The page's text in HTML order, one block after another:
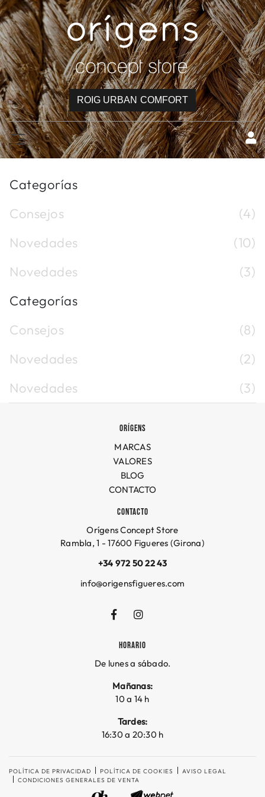
ROIG URBAN COMFORT
Categorías
Consejos
(4)
Novedades
(10)
Novedades
(3)
Categorías
Consejos
(8)
Novedades
(2)
Novedades
(3)
ORÍGENS
MARCAS
VALORES
BLOG
CONTACTO
CONTACTO
Orígens Concept Store
Rambla, 1 - 17600 Figueres (Girona)
+34 972 50 22 43
info@origensfigueres.com
HORARIO
De lunes a sábado.
Mañanas:
10 a 14 h
Tardes:
16:30 a 20:30 h
POLÍTICA DE PRIVACIDAD POLÍTICA DE COOKIES
AVISO LEGAL
CONDICIONES GENERALES DE VENTA